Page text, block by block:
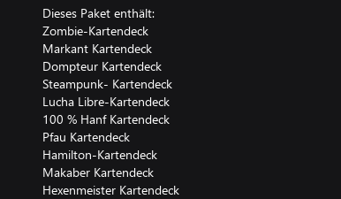
Dieses Paket enthält:
Zombie-Kartendeck
Markant Kartendeck
Dompteur Kartendeck
Steampunk- Kartendeck
Lucha Libre-Kartendeck
100 % Hanf Kartendeck
Pfau Kartendeck
Hamilton-Kartendeck
Makaber Kartendeck
Hexenmeister Kartendeck